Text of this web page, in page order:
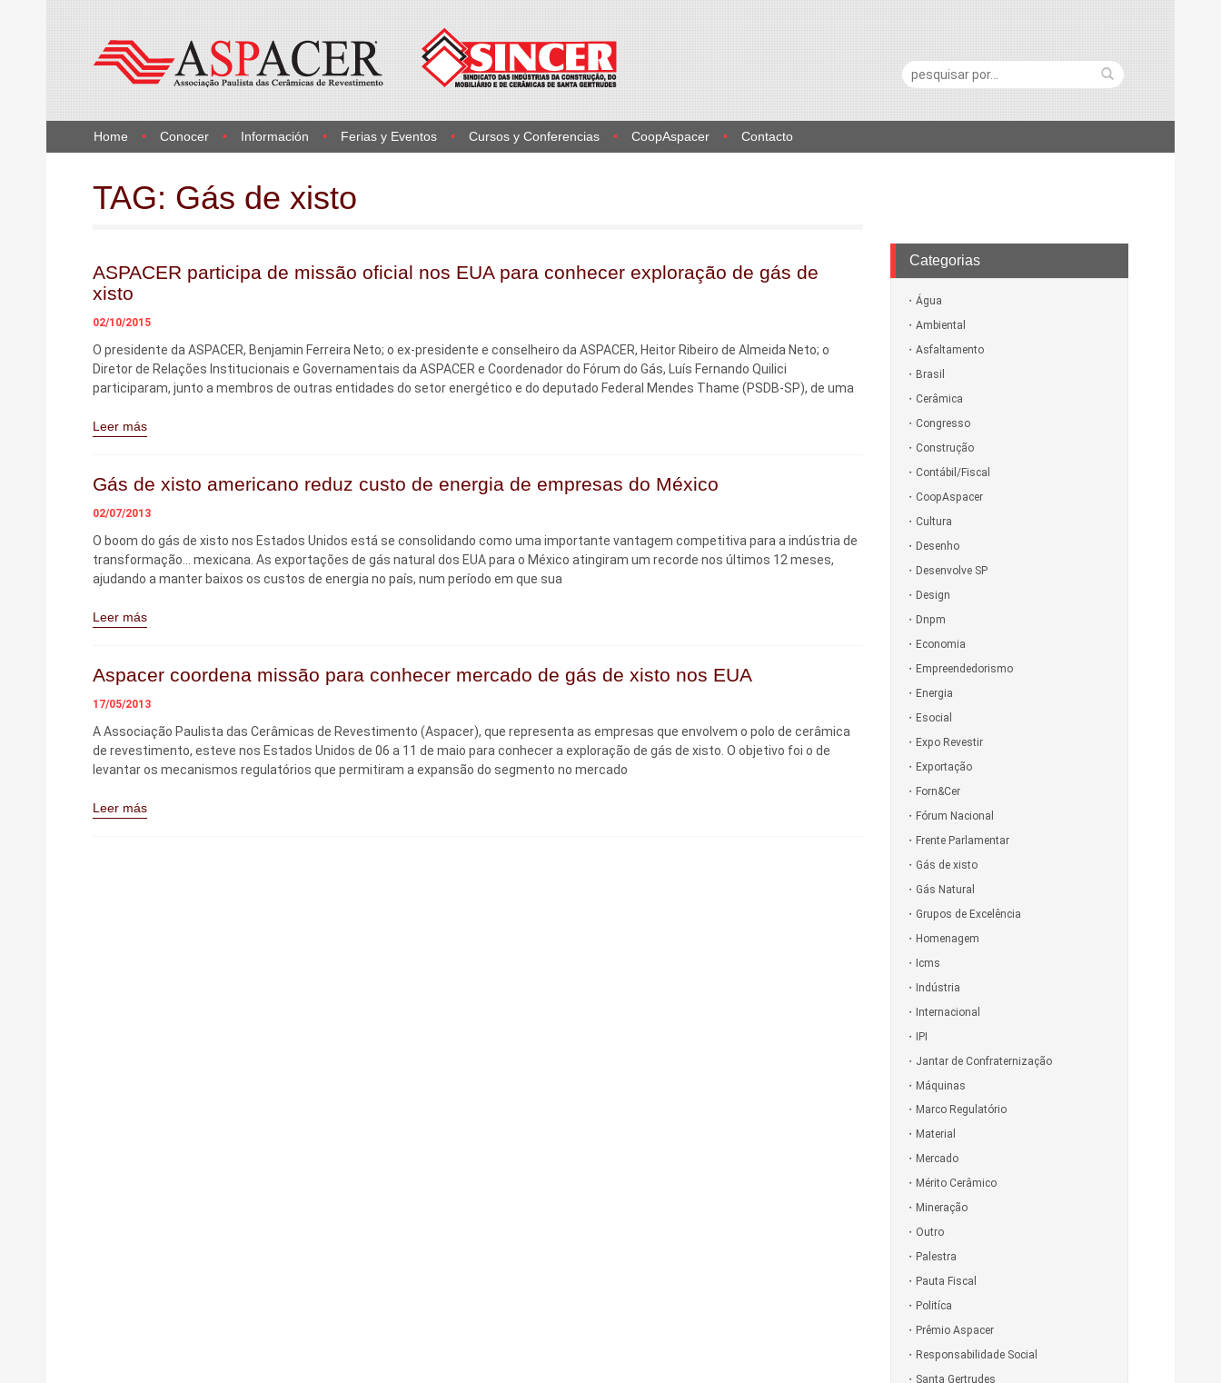
Home Conocer Información Ferias y Eventos Cursos y Conferencias CoopAspacer Contacto
Pesquisa:
TAG: Gás de xisto
ASPACER participa de missão oficial nos EUA para conhecer exploração de gás de
xisto
02/10/2015
O presidente da ASPACER, Benjamin Ferreira Neto; o ex-presidente e conselheiro da ASPACER, Heitor Ribeiro de Almeida Neto; o
Diretor de Relações Institucionais e Governamentais da ASPACER e Coordenador do Fórum do Gás, Luís Fernando Quilici
participaram, junto a membros de outras entidades do setor energético e do deputado Federal Mendes Thame (PSDB-SP), de uma
Leer más
Gás de xisto americano reduz custo de energia de empresas do México
02/07/2013
O boom do gás de xisto nos Estados Unidos está se consolidando como uma importante vantagem competitiva para a indústria de
transformação… mexicana. As exportações de gás natural dos EUA para o México atingiram um recorde nos últimos 12 meses,
ajudando a manter baixos os custos de energia no país, num período em que sua
Leer más
Aspacer coordena missão para conhecer mercado de gás de xisto nos EUA
17/05/2013
A Associação Paulista das Cerâmicas de Revestimento (Aspacer), que representa as empresas que envolvem o polo de cerâmica
de revestimento, esteve nos Estados Unidos de 06 a 11 de maio para conhecer a exploração de gás de xisto. O objetivo foi o de
levantar os mecanismos regulatórios que permitiram a expansão do segmento no mercado
Leer más
Categorias
Água
Ambiental
Asfaltamento
Brasil
Cerâmica
Congresso
Construção
Contábil/Fiscal
CoopAspacer
Cultura
Desenho
Desenvolve SP
Design
Dnpm
Economia
Empreendedorismo
Energia
Esocial
Expo Revestir
Exportação
Forn&Cer
Fórum Nacional
Frente Parlamentar
Gás de xisto
Gás Natural
Grupos de Excelência
Homenagem
Icms
Indústria
Internacional
IPI
Jantar de Confraternização
Máquinas
Marco Regulatório
Material
Mercado
Mérito Cerâmico
Mineração
Outro
Palestra
Pauta Fiscal
Politíca
Prêmio Aspacer
Responsabilidade Social
Santa Gertrudes